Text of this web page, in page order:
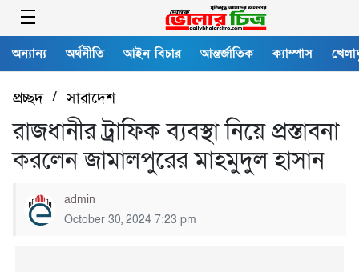
অন্যান্য অর্থনীতি আইন বিচার আন্তর্জাতিক ক্যাম্পাস
প্রচ্ছদ/সারাদেশ
রাজধানীর ট্রাফিক ব্যবস্থা নিয়ে প্রস্তাবনা
করলেন জামালপুরের মাহমুদুল হাসান
admin
October 30, 2024 7:23 pm